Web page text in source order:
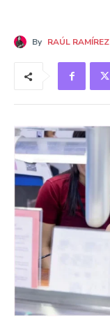
By RAÚL RAMÍREZ